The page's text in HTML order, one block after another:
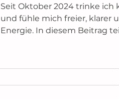
habe
Seit Oktober 2024 trinke ich
und fühle mich freier, klarer
Energie. In diesem Beitrag
Vielleicht bist du auch bereit